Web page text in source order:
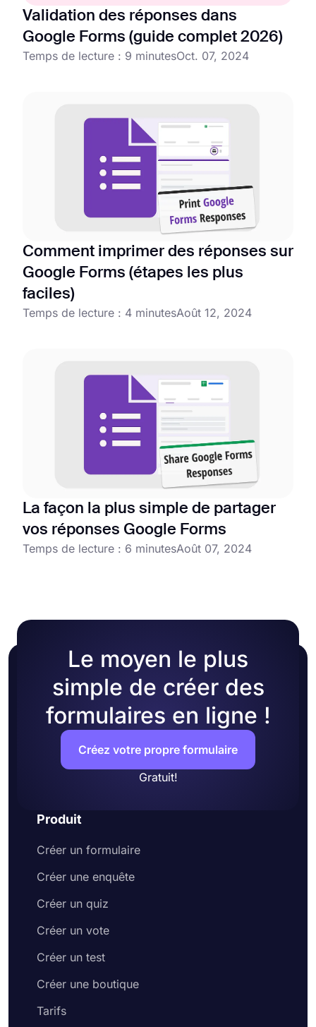
Validation des réponses dans
Google Forms (guide complet 2026)
Temps de lecture : 9 minutesOct. 07, 2024
Comment imprimer des réponses sur
Google Forms (étapes les plus
faciles)
Temps de lecture : 4 minutesAoût 12, 2024
La façon la plus simple de partager
vos réponses Google Forms
Temps de lecture : 6 minutesAoût 07, 2024
Le moyen le plus
simple de créer des
formulaires en ligne !
Créez votre propre formulaire
Gratuit!
Produit
Créer un formulaire
Créer une enquête
Créer un quiz
Créer un vote
Créer un test
Créer une boutique
Tarifs